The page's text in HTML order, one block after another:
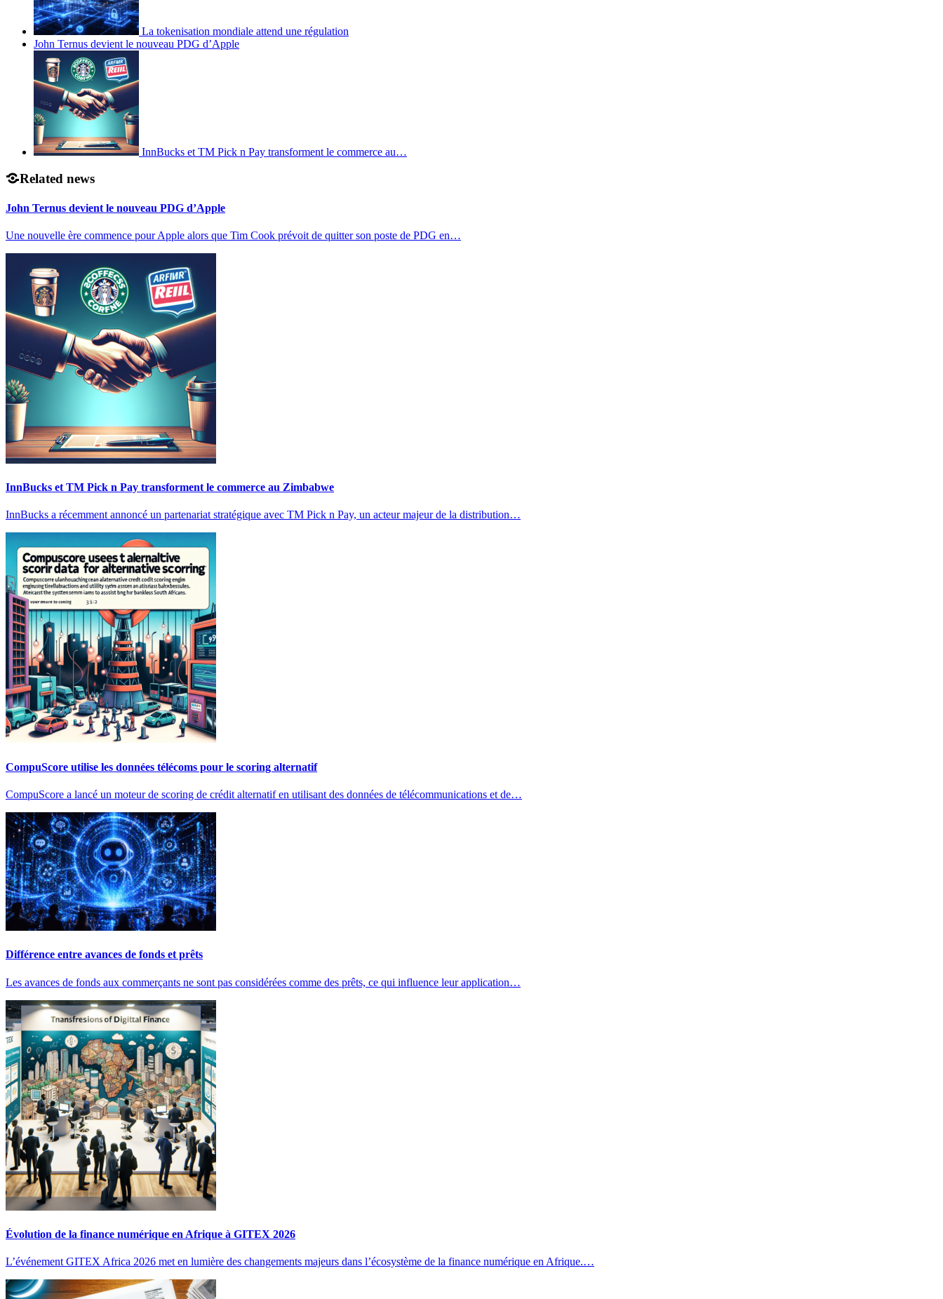
La tokenisation mondiale attend une régulation
John Ternus devient le nouveau PDG d’Apple
InnBucks et TM Pick n Pay transforment le commerce au…
Related news
John Ternus devient le nouveau PDG d’Apple
Une nouvelle ère commence pour Apple alors que Tim Cook prévoit de quitter son poste de PDG en…
InnBucks et TM Pick n Pay transforment le commerce au Zimbabwe
InnBucks a récemment annoncé un partenariat stratégique avec TM Pick n Pay, un acteur majeur de la distribution…
CompuScore utilise les données télécoms pour le scoring alternatif
CompuScore a lancé un moteur de scoring de crédit alternatif en utilisant des données de télécommunications et de…
Différence entre avances de fonds et prêts
Les avances de fonds aux commerçants ne sont pas considérées comme des prêts, ce qui influence leur application…
Évolution de la finance numérique en Afrique à GITEX 2026
L’événement GITEX Africa 2026 met en lumière des changements majeurs dans l’écosystème de la finance numérique en Afrique.…